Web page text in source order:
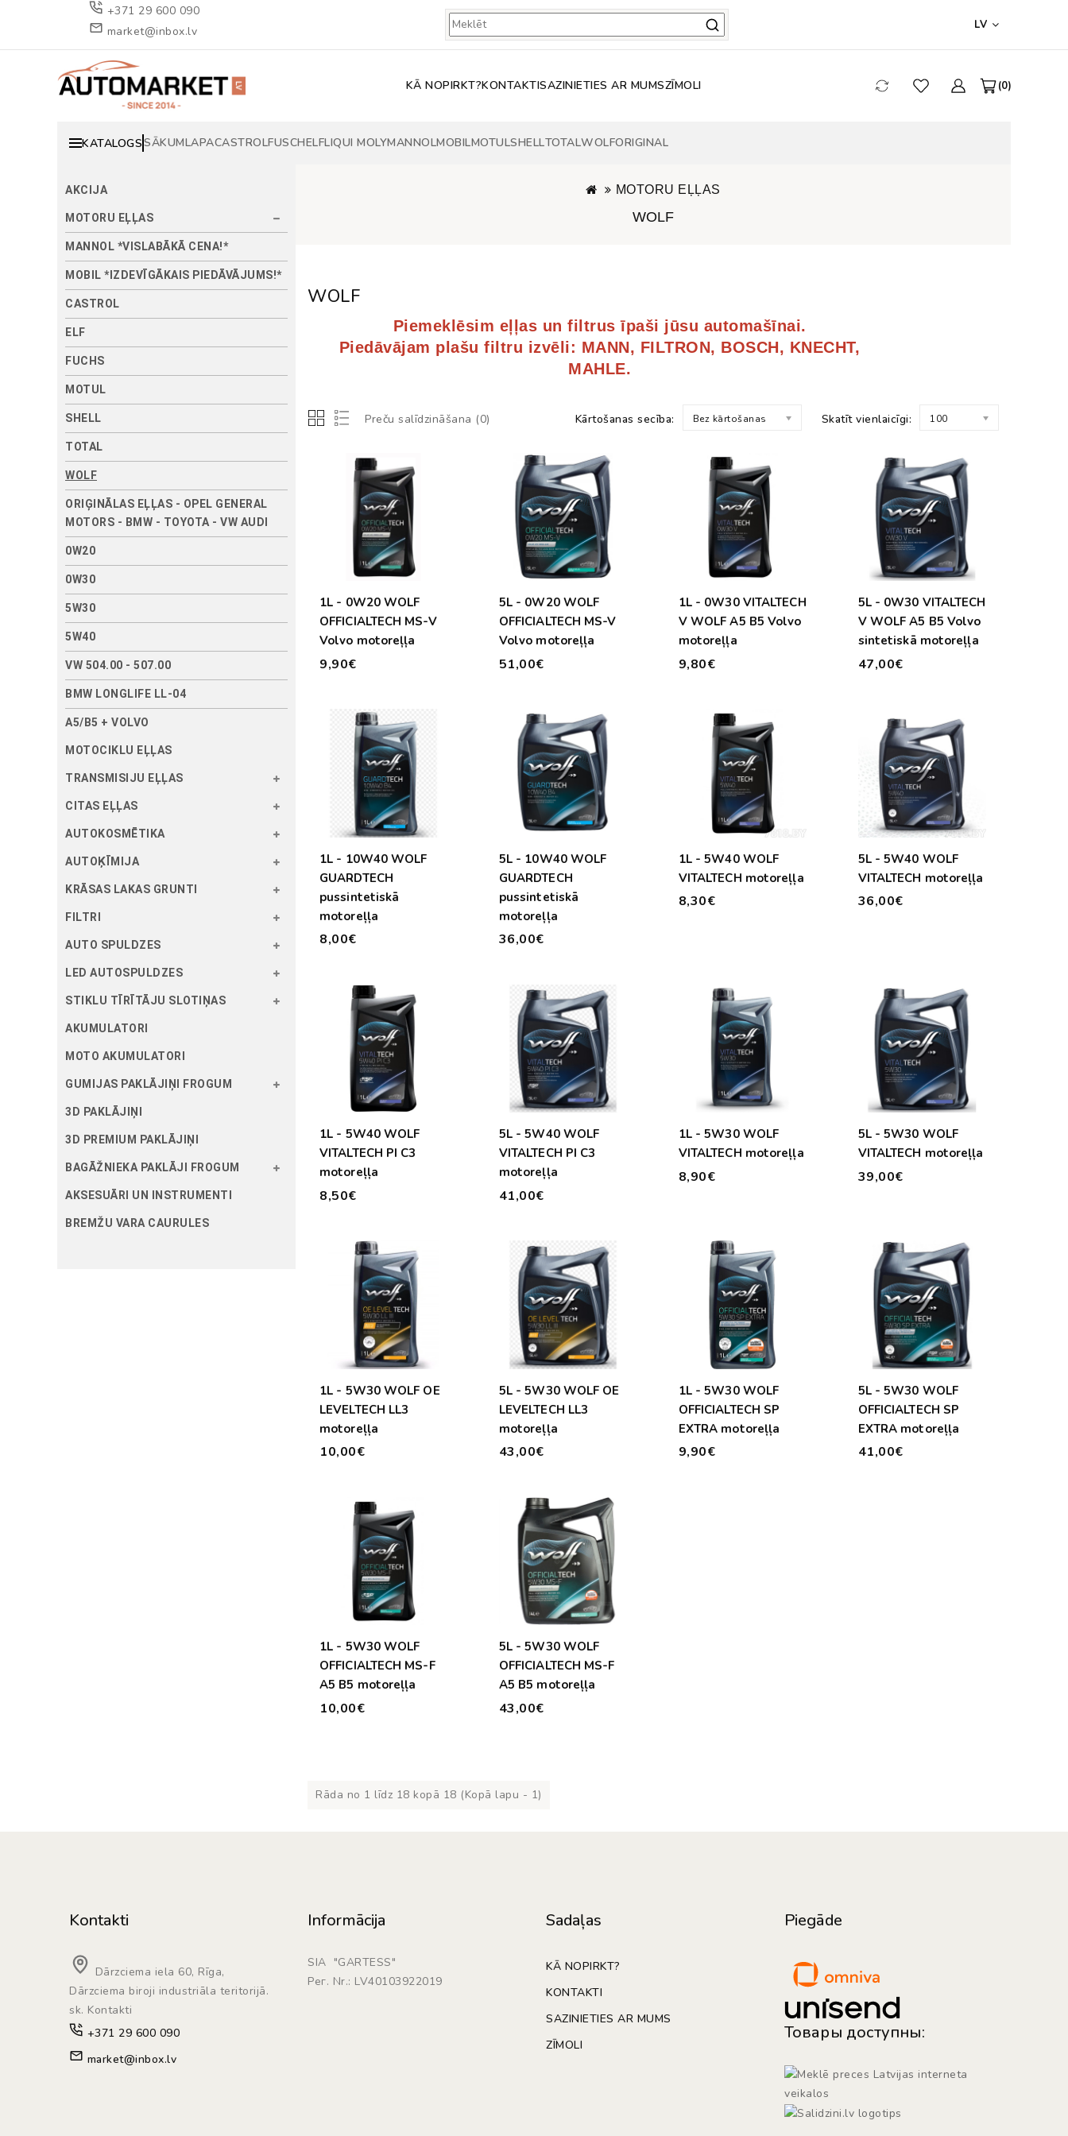
+371 29 600 090
market@inbox.lv
LV
KĀ NOPIRKT?KONTAKTISAZINIETIES AR MUMSZĪMOLI 0
KATALOGSSĀKUMLAPACASTROLFUSCHELFLIQUI MOLYMANNOLMOBILMOTULSHELLTOTALWOLFORIGINAL
AKCIJA
MOTORU EĻĻAS
MANNOL *VISLABĀKĀ CENA!*
MOBIL *IZDEVĪGĀKAIS PIEDĀVĀJUMS!*
CASTROL
ELF
FUCHS
MOTUL
SHELL
TOTAL
WOLF
ORIĢINĀLAS EĻĻAS - OPEL GENERAL
MOTORS - BMW - TOYOTA - VW AUDI
0W20
0W30
5W30
5W40
VW 504.00 - 507.00
BMW LONGLIFE LL-04
A5/B5 + VOLVO
MOTOCIKLU EĻĻAS
TRANSMISIJU EĻĻAS
CITAS EĻĻAS
AUTOKOSMĒTIKA
AUTOĶĪMIJA
KRĀSAS LAKAS GRUNTI
FILTRI
AUTO SPULDZES
LED AUTOSPULDZES
STIKLU TĪRĪTĀJU SLOTIŅAS
AKUMULATORI
MOTO AKUMULATORI
GUMIJAS PAKLĀJIŅI FROGUM
3D PAKLĀJIŅI
3D PREMIUM PAKLĀJIŅI
BAGĀŽNIEKA PAKLĀJI FROGUM
AKSESUĀRI UN INSTRUMENTI
BREMŽU VARA CAURULES
MOTORU EĻĻAS
WOLF
WOLF
Piemeklēsim eļļas un filtrus īpaši jūsu automašīnai.
Piedāvājam plašu filtru izvēli: MANN, FILTRON, BOSCH, KNECHT,
MAHLE.
Preču salīdzināšana (0) Kārtošanas secība: Bez kārtošanas Skatīt vienlaicīgi: 100
1L - 0W20 WOLF
OFFICIALTECH MS-V
Volvo motoreļļa
9,90€
5L - 0W20 WOLF
OFFICIALTECH MS-V
Volvo motoreļļa
51,00€
1L - 0W30 VITALTECH
V WOLF A5 B5 Volvo
motoreļļa
9,80€
5L - 0W30 VITALTECH
V WOLF A5 B5 Volvo
sintetiskā motoreļļa
47,00€
1L - 10W40 WOLF
GUARDTECH
pussintetiskā
motoreļļa
8,00€
5L - 10W40 WOLF
GUARDTECH
pussintetiskā
motoreļļa
36,00€
1L - 5W40 WOLF
VITALTECH motoreļļa
8,30€
5L - 5W40 WOLF
VITALTECH motoreļļa
36,00€
1L - 5W40 WOLF
VITALTECH PI C3
motoreļļa
8,50€
5L - 5W40 WOLF
VITALTECH PI C3
motoreļļa
41,00€
1L - 5W30 WOLF
VITALTECH motoreļļa
8,90€
5L - 5W30 WOLF
VITALTECH motoreļļa
39,00€
1L - 5W30 WOLF OE
LEVELTECH LL3
motoreļļa
10,00€
5L - 5W30 WOLF OE
LEVELTECH LL3
motoreļļa
43,00€
1L - 5W30 WOLF
OFFICIALTECH SP
EXTRA motoreļļa
9,90€
5L - 5W30 WOLF
OFFICIALTECH SP
EXTRA motoreļļa
41,00€
1L - 5W30 WOLF
OFFICIALTECH MS-F
A5 B5 motoreļļa
10,00€
5L - 5W30 WOLF
OFFICIALTECH MS-F
A5 B5 motoreļļa
43,00€
Rāda no 1 līdz 18 kopā 18 (Kopā lapu - 1)
Kontakti
Dārzciema iela 60, Rīga,
Dārzciema biroji industriāla teritorijā.
sk. Kontakti
+371 29 600 090
market@inbox.lv
Informācija
SIA "GARTESS"
Рег. Nr.: LV40103922019
Sadaļas
KĀ NOPIRKT?
KONTAKTI
SAZINIETIES AR MUMS
ZĪMOLI
Piegāde
Товары доступны: